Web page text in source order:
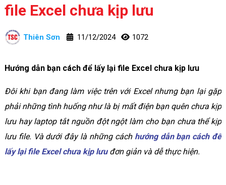
file Excel chưa kịp lưu
Thiên Sơn 11/12/2024 1072
Hướng dẫn bạn cách để lấy lại file Excel chưa kịp lưu
Đôi khi bạn đang làm việc trên với Excel nhưng bạn lại gặp
phải những tình huống như là bị mất điện bạn quên chưa kịp
lưu hay laptop tắt nguồn đột ngột làm cho bạn chưa thể kịp
lưu file. Và dưới đây là những cáchhướng dẫn bạn cách để
lấy lại file Excel chưa kịp lưuđơn giản và dễ thực hiện.